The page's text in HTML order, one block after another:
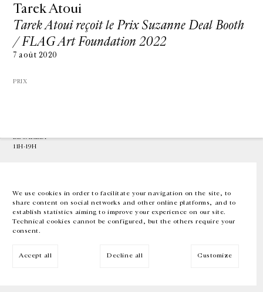
We use cookies in order to facilitate your navigation on the site, to
share content on social networks and other online platforms, and to
establish statistics aiming to improve your experience on our site.
Technical cookies cannot be configured, but the others require your
consent.
Accept all Decline all Customize
Tarek Atoui
Tarek Atoui reçoit le Prix Suzanne Deal Booth
/ FLAG Art Foundation 2022
7 août 2020
PRIX
GALERIE CHANTAL CROUSEL
T.+33 1 42 77 38 87
LE SAMEDI
11H-19H
EN FR 中文 Facebook Instagram
Inscrivez-vous à notre newsletter